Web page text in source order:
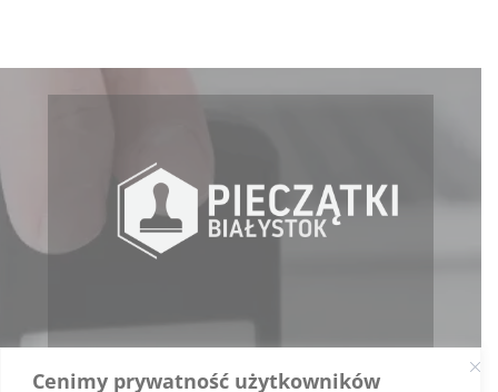
Cenimy prywatność użytkowników
ul. Składowa 7 lok. 107 (1 piętro)